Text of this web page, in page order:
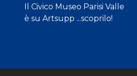
Il Civico Museo Parisi Valle
è su Artsupp ...scoprilo!